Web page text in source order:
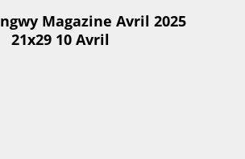
Magazine Avril 2025
21x29 10 Avril